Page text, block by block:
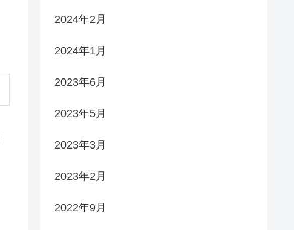
2024年2月
2024年1月
2023年6月
2023年5月
2023年3月
2023年2月
2022年9月